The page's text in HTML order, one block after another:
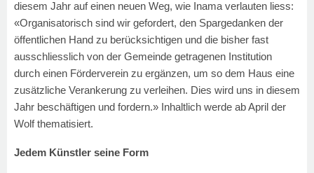
diesem Jahr auf einen neuen Weg, wie Inama verlauten liess:
«Organisatorisch sind wir gefordert, den Spargedanken der
öffentlichen Hand zu berücksichtigen und die bisher fast
ausschliesslich von der Gemeinde getragenen Institution
durch einen Förderverein zu ergänzen, um so dem Haus eine
zusätzliche Verankerung zu verleihen. Dies wird uns in diesem
Jahr beschäftigen und fordern.» Inhaltlich werde ab April der
Wolf thematisiert.
Jedem Künstler seine Form